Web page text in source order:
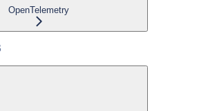
OpenTelemetry